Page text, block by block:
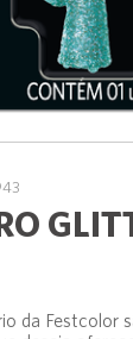
da Festcolor